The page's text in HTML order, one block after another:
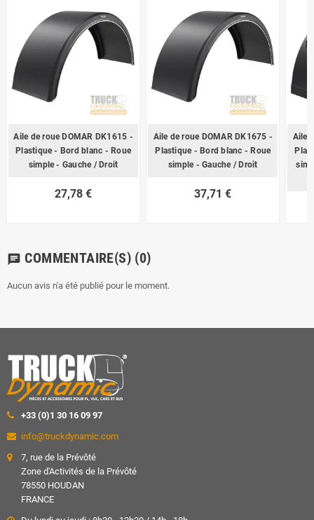
Aile de roue DOMAR DK1615 -
Plastique - Bord blanc - Roue
simple - Gauche / Droit
27,78 €
Aile de roue DOMAR DK1675 -
Plastique - Bord blanc - Roue
simple - Gauche / Droit
37,71 €
Aile
chat COMMENTAIRE(S) (0)
Aucun avis n'a été publié pour le moment.
+33 (0)1 30 16 09 97
info@truckdynamic.com
7, rue de la Prévôté
Zone d'Activités de la Prévôté
78550 HOUDAN
FRANCE